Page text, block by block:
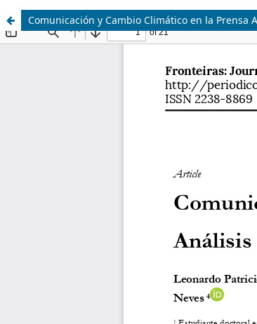
Comunicación y Cambio Climático en la